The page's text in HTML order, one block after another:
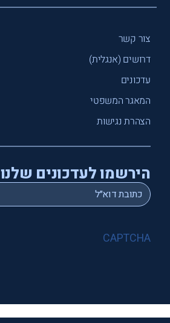
צור קשר
דרושים (אנגלית)
עדכונים
המאגר המשפטי
הצהרת נגישות
הירשמו לעדכונים שלנו
Email
*
CAPTCHA